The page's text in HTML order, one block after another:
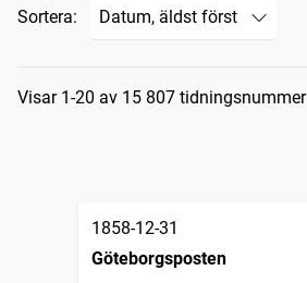
Sortera:
Sökresultat
Visar 1-20 av 15 807 tidningsnummer
1858-12-31
Göteborgsposten